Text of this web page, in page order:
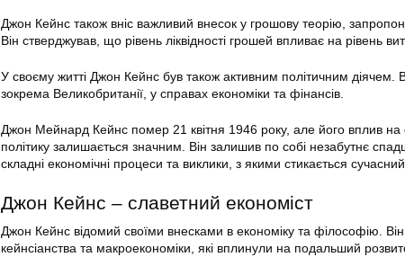
Джон Кейнс також вніс важливий внесок у грошову теорію,
Він стверджував, що рівень ліквідності грошей впливає на рівень
У своєму житті Джон Кейнс був також активним політичним діячем.
зокрема Великобританії, у справах економіки та фінансів.
Джон Мейнард Кейнс помер 21 квітня 1946 року, але його вплив на
політику залишається значним. Він залишив по собі незабутнє
складні економічні процеси та виклики, з якими стикається сучасний
Джон Кейнс – славетний економіст
Джон Кейнс відомий своїми внесками в економіку та філософію. Він
кейнсіанства та макроекономіки, які вплинули на подальший